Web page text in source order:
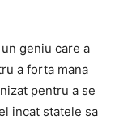
geniu care a
a forta mana
pentru a se
incat statele sa